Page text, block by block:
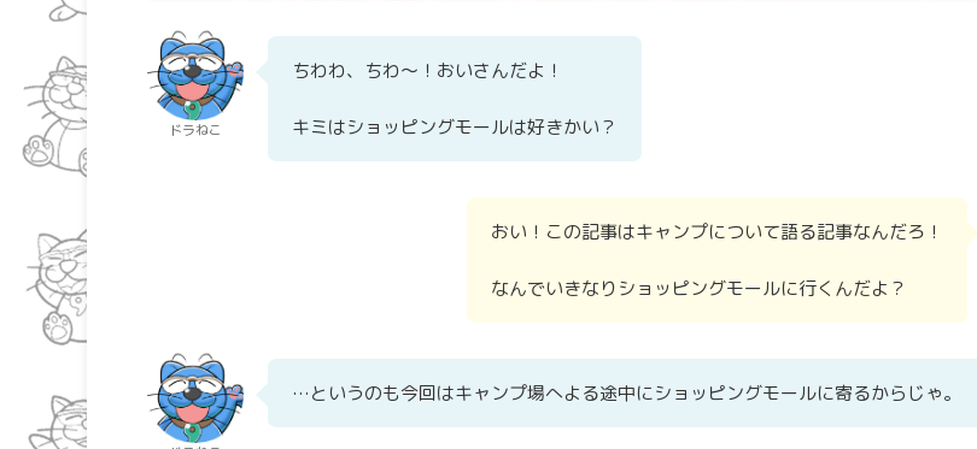
ドラねこ
ちわわ、ちわ～！おいさんだよ！
キミはショッピングモールは好きかい？
おい！この記事はキャンプについて語る記事なんだろ！
なんでいきなりショッピングモールに行くんだよ？
…というのも今回はキャンプ場へよる途中にショッピングモールに寄るからじゃ。